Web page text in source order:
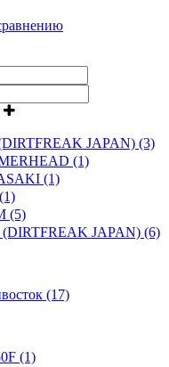
JAPAN) (3)
(1)
(1)
(5)
(DIRTFREAK JAPAN) (6)
(17)
(1)